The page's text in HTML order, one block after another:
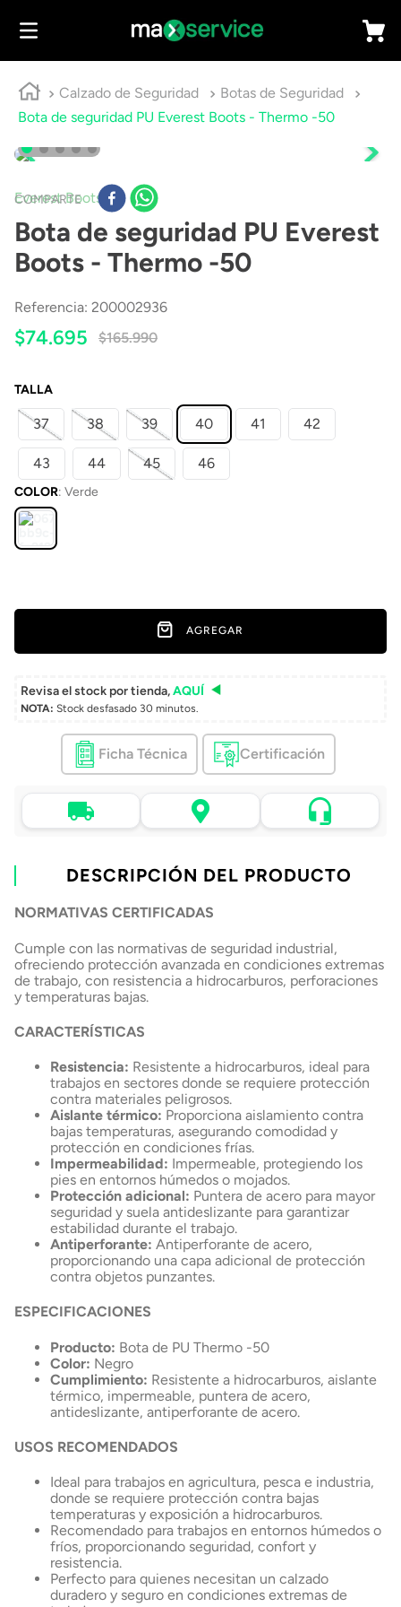
Calzado de Seguridad
Botas de Seguridad
Bota de seguridad PU Everest Boots - Thermo -50
COMPARTE
Everest Boots
Bota de seguridad PU Everest
Boots - Thermo -50
Referencia: 200002936
$74.695 $165.990
COLOR: Verde
TALLA
37 38 39 40 41 42
43 44 45 46
AGREGAR
Revisa el stock por tienda,AQUÍ
NOTA: Stock desfasado 30 minutos.
Ficha Técnica Certificación
Tu compra, directo a
todo Chile
Retiro en tienda sin
Elige tu tienda más
cercana
Asistencia de venta
por WhatsApp
nuestros ejecutivos
DESCRIPCIÓN DEL PRODUCTO
NORMATIVAS CERTIFICADAS
Cumple con las normativas de seguridad industrial,
ofreciendo protección avanzada en condiciones extremas
de trabajo, con resistencia a hidrocarburos, perforaciones
y temperaturas bajas.
CARACTERÍSTICAS
Resistencia: Resistente a hidrocarburos, ideal para
trabajos en sectores donde se requiere protección
contra materiales peligrosos.
Aislante térmico: Proporciona aislamiento contra
bajas temperaturas, asegurando comodidad y
protección en condiciones frías.
Impermeabilidad: Impermeable, protegiendo los
pies en entornos húmedos o mojados.
Protección adicional: Puntera de acero para mayor
seguridad y suela antideslizante para garantizar
estabilidad durante el trabajo.
Antiperforante: Antiperforante de acero,
proporcionando una capa adicional de protección
contra objetos punzantes.
ESPECIFICACIONES
Producto: Bota de PU Thermo -50
Color: Negro
Cumplimiento: Resistente a hidrocarburos, aislante
térmico, impermeable, puntera de acero,
antideslizante, antiperforante de acero.
USOS RECOMENDADOS
Ideal para trabajos en agricultura, pesca e industria,
donde se requiere protección contra bajas
temperaturas y exposición a hidrocarburos.
Recomendado para trabajos en entornos húmedos o
fríos, proporcionando seguridad, confort y
resistencia.
Perfecto para quienes necesitan un calzado
duradero y seguro en condiciones extremas de